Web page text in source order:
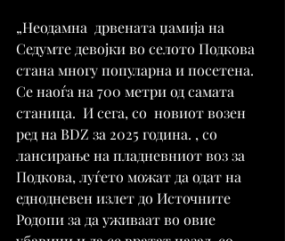
„Неодамна  дрвената џамија на
Седумте девојки во селото Подкова
стана многу популарна и посетена.
Се наоѓа на 700 метри од самата
станица.  И сега, со  новиот возен
ред на BDZ за 2025 година. , со
лансирање на пладневниот воз за
Подкова, луѓето можат да одат на
еднодневен излет до Источните
Родопи за да уживаат во овие